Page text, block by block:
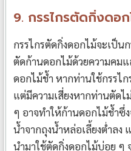
9. กรรไกรตัดกิ่งดอ
กรรไกรตัดกิ่งดอกไม้จะเป็น
ตัดก้านดอกไม้ด้วยความคม
ดอกไม้ช้ำ หากท่านใช้กรรไ
แต่มีความเสี่ยงหากท่านตัดไ
ๆ อาจทำให้ก้านดอกไม้ช้ำซึ่
น้ำจากถุงน้ำหล่อเลี้ยงต่ำลง
นำมาใช้ตัดกิ่งดอกไม้บ่อย ๆ